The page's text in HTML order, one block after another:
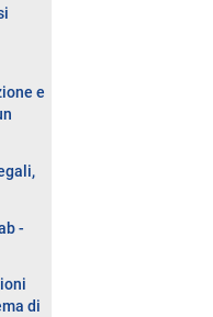
e
-
di